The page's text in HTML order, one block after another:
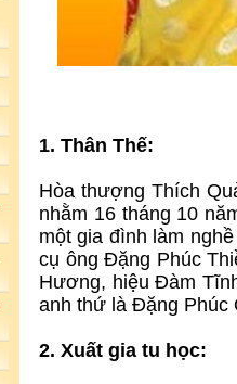
1. Thân Thế:
Hòa thượng Thích
nhằm 16 tháng 10
một gia đình làm
cụ ông Đặng Phúc
Hương, hiệu Đàm
anh thứ là Đặng Phúc
2. Xuất gia tu học: